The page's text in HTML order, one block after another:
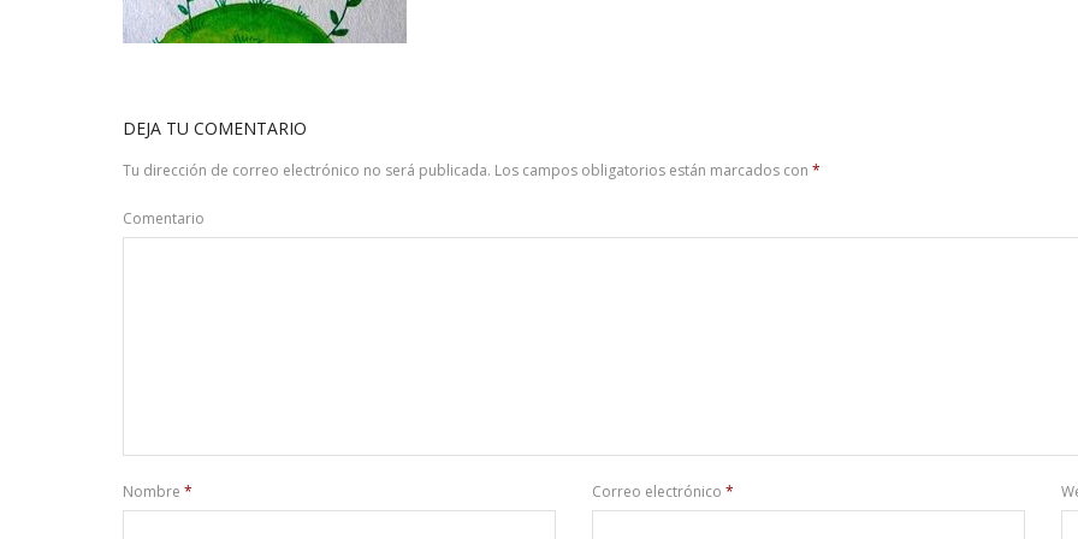
DEJA TU COMENTARIO
Tu dirección de correo electrónico no será publicada. Los campos obligatorios están marcados con *
Comentario
Nombre * Correo electrónico *